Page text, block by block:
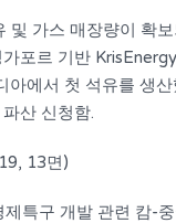
및 가스 매장량이 확
포르 기반
아에서 첫 석유를 생산
산 신청함.
13면)
특구 개발 관련 캄-